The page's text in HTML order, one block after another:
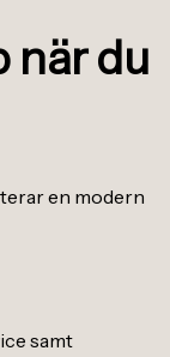
när du
samt